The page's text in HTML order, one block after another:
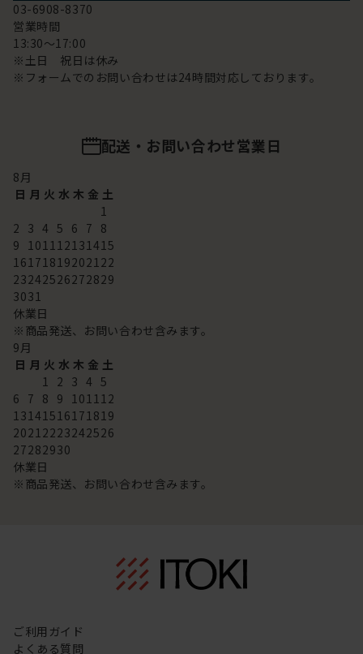
03-6908-8370
営業時間
13:30～17:00
※土日 祝日は休み
※フォームでのお問い合わせは24時間対応しております。
配送・お問い合わせ営業日
8月
日 月 火 水 木 金 土
1
2 3 4 5 6 7 8
9 101112131415
16171819202122
23242526272829
3031
休業日
※商品発送、お問い合わせ含みます。
9月
日 月 火 水 木 金 土
1 2 3 4 5
6 7 8 9 101112
13141516171819
20212223242526
27282930
休業日
※商品発送、お問い合わせ含みます。
ご利用ガイド
よくある質問